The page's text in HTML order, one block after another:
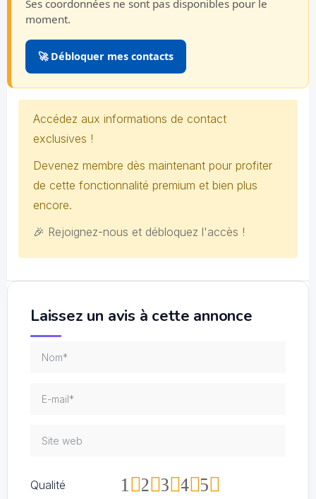
Ses coordonnées ne sont pas disponibles pour le
moment.
🚀 Débloquer mes contacts
Accédez aux informations de contact
exclusives !
Devenez membre dès maintenant pour profiter
de cette fonctionnalité premium et bien plus
encore.
🎉 Rejoignez-nous et débloquez l'accès !
Laissez un avis à cette annonce
Qualité 5
4
3
2
1